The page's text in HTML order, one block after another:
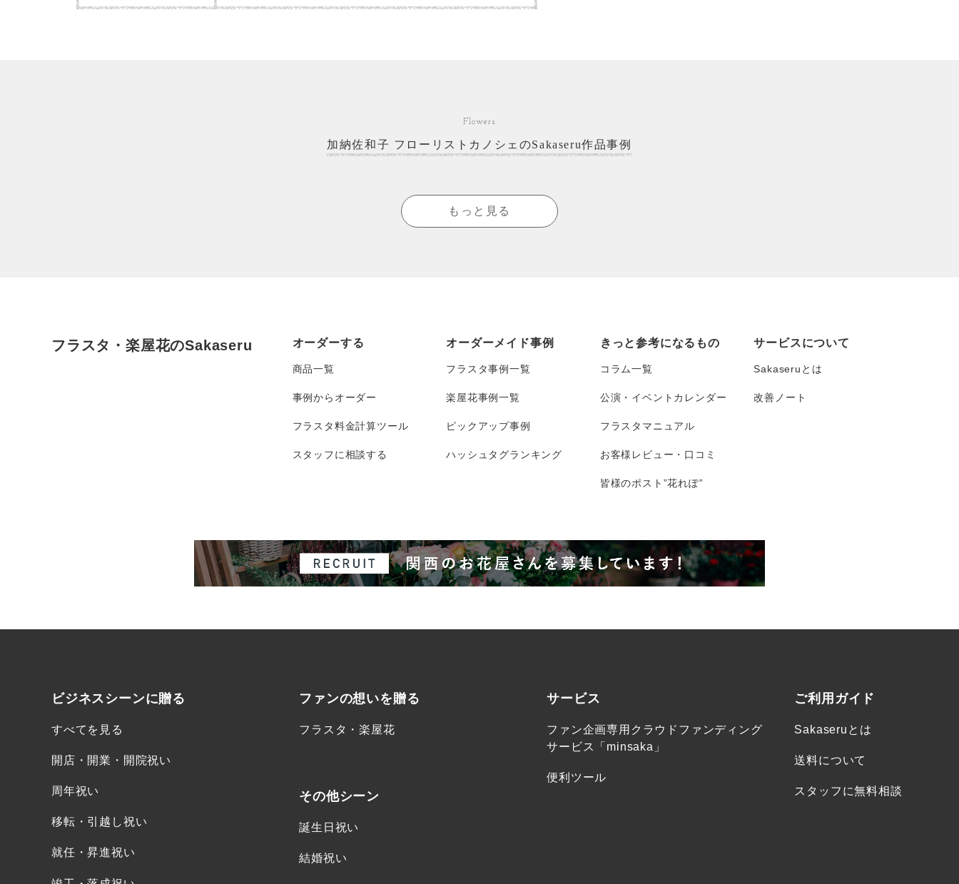
Flowers
加納佐和子 フローリストカノシェのSakaseru作品事例
もっと見る
フラスタ・楽屋花のSakaseru オーダーする
商品一覧
事例からオーダー
フラスタ料金計算ツール
スタッフに相談する
オーダーメイド事例
フラスタ事例一覧
楽屋花事例一覧
ピックアップ事例
ハッシュタグランキング
きっと参考になるもの
コラム一覧
公演・イベントカレンダー
フラスタマニュアル
お客様レビュー・口コミ
皆様のポスト”花れぽ”
サービスについて
Sakaseruとは
改善ノート
ビジネスシーンに贈る
すべてを見る
開店・開業・開院祝い
周年祝い
移転・引越し祝い
就任・昇進祝い
ファンの想いを贈る
フラスタ・楽屋花
その他シーン
誕生日祝い
結婚祝い
サービス
ファン企画専用クラウドファンディング
サービス「minsaka」
便利ツール
ご利用ガイド
Sakaseruとは
送料について
スタッフに無料相談